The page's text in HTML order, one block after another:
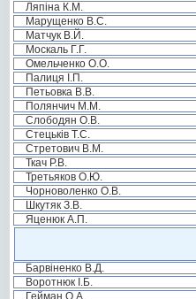
Ляпіна К.М.
Марущенко В.С.
Матчук В.Й.
Москаль Г.Г.
Омельченко О.О.
Палиця І.П.
Петьовка В.В.
Полянчич М.М.
Слободян О.В.
Стецьків Т.С.
Стретович В.М.
Ткач Р.В.
Третьяков О.Ю.
Чорноволенко О.В.
Шкутяк З.В.
Яценюк А.П.
Барвіненко В.Д.
Воротнюк І.Б.
Гейман О.А.